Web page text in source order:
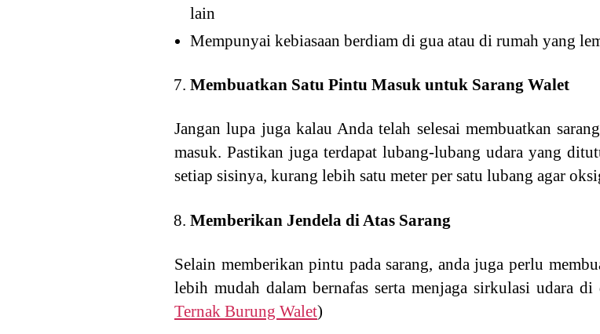
lain
Mempunyai kebiasaan berdiam di gua atau di rumah yang
Membuatkan Satu Pintu Masuk untuk Sarang Walet
Jangan lupa juga kalau Anda telah selesai membuatkan
masuk. Pastikan juga terdapat lubang-lubang udara yang
setiap sisinya, kurang lebih satu meter per satu lubang agar
Memberikan Jendela di Atas Sarang
Selain memberikan pintu pada sarang, anda juga perlu
lebih mudah dalam bernafas serta menjaga sirkulasi udara di
Ternak Burung Walet)